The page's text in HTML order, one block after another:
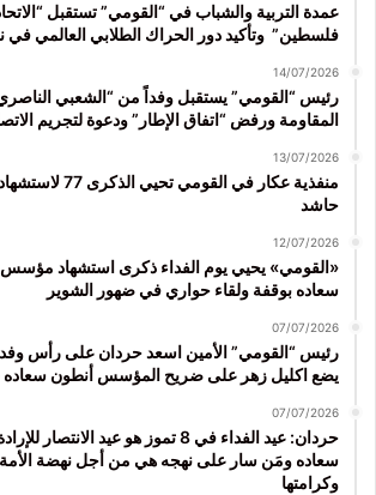
عمدة التربية والشباب في “القومي” تستقبل
فلسطين” وتأكيد دور الحراك الطلابي العالمي في
14/07/2026
رئيس “القومي” يستقبل وفداً من “الشعبي
المقاومة ورفض “اتفاق الإطار” ودعوة لتجريم
13/07/2026
منفذية عكار في
حاشد
12/07/2026
«القومي» يحيي يوم الفداء ذكرى استشهاد
سعاده بوقفة ولقاء حواري في ضهور الشوير
07/07/2026
رئيس “القومي” الأمين اسعد حردان على رأس
يضع اكليل زهر على ضريح المؤسس أنطون
07/07/2026
حردان: عيد الفداء في 8 تموز هو عيد
سعاده ومَن سار على نهجه هي من أجل نهضة الأمة
وكرامتها